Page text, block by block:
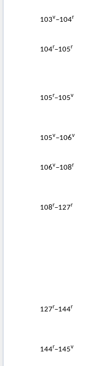
103v−104r
104r−105r
105r−105v
105v−106v
106v−108r
108r−127r
127r−144r
144r−145v